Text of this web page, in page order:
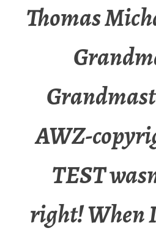
Thomas
AWZ-
TEST
right! When